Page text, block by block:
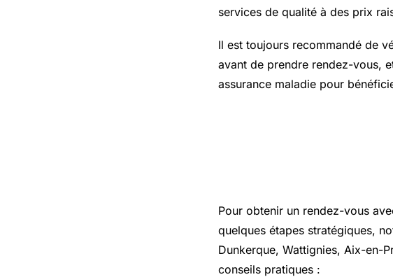
services de qualité à des prix
Il est toujours recommandé de
avant de prendre rendez-vous,
assurance maladie pour
Pour obtenir un rendez-vous
quelques étapes stratégiques,
Dunkerque, Wattignies, Aix-en-
conseils pratiques :